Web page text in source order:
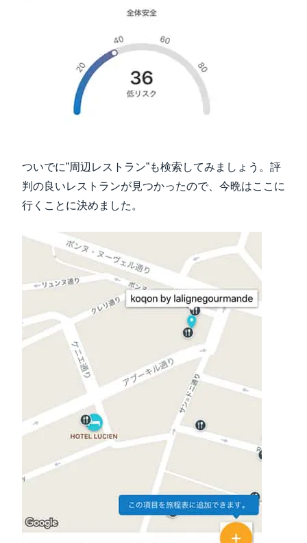
ついでに”周辺レストラン”も検索してみましょう。評
判の良いレストランが見つかったので、今晩はここに
行くことに決めました。